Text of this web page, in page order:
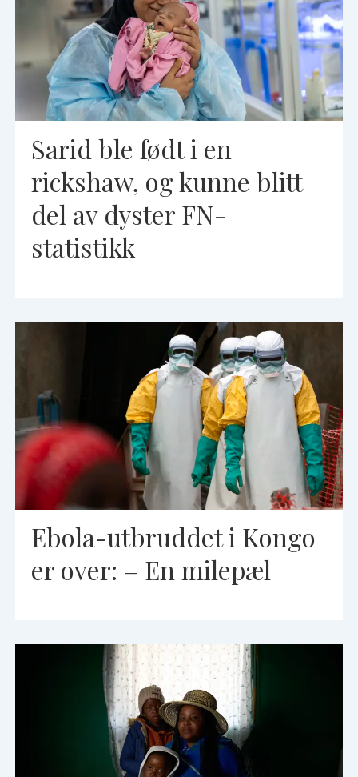
Sarid ble født i en
rickshaw, og kunne blitt
del av dyster FN-
statistikk
Ebola-utbruddet i Kongo
er over: – En milepæl